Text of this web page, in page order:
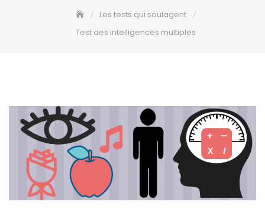
Les tests qui soulagent
Test des intelligences multiples